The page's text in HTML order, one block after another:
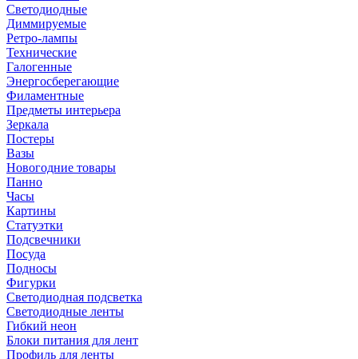
Светодиодные
Диммируемые
Ретро-лампы
Технические
Галогенные
Энергосберегающие
Филаментные
Предметы интерьера
Зеркала
Постеры
Вазы
Новогодние товары
Панно
Часы
Картины
Статуэтки
Подсвечники
Посуда
Подносы
Фигурки
Светодиодная подсветка
Светодиодные ленты
Гибкий неон
Блоки питания для лент
Профиль для ленты